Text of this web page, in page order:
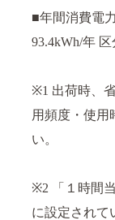
■年間消費電
93.4kWh/年
※1 出荷時、
用頻度・使用
い。
※2 「１時間
に設定されて